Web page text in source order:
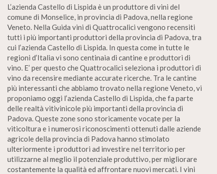
L’azienda Castello di Lispida è un produttore di vini del
comune di Monselice, in provincia di Padova, nella regione
Veneto. Nella Guida vini di Quattrocalici vengono recensiti
tutti i più importanti produttori della provincia di Padova, tra
cui l’azienda Castello di Lispida. In questa come in tutte le
regioni d’Italia vi sono centinaia di cantine e produttori di
vino. E’ per questo che Quattrocalici seleziona i produttori di
vino da recensire mediante accurate ricerche. Tra le cantine
più interessanti che abbiamo trovato nella regione Veneto, vi
proponiamo oggi l’azienda Castello di Lispida, che fa parte
delle realtà vitivinicole più importanti della provincia di
Padova. Queste zone sono storicamente vocate per la
viticoltura e i numerosi riconoscimenti ottenuti dalle aziende
agricole della provincia di Padova hanno stimolato
ulteriormente i produttori ad investire nel territorio per
utilizzarne al meglio il potenziale produttivo, per migliorare
costantemente la qualità ed affrontare nuovi mercati. I vini